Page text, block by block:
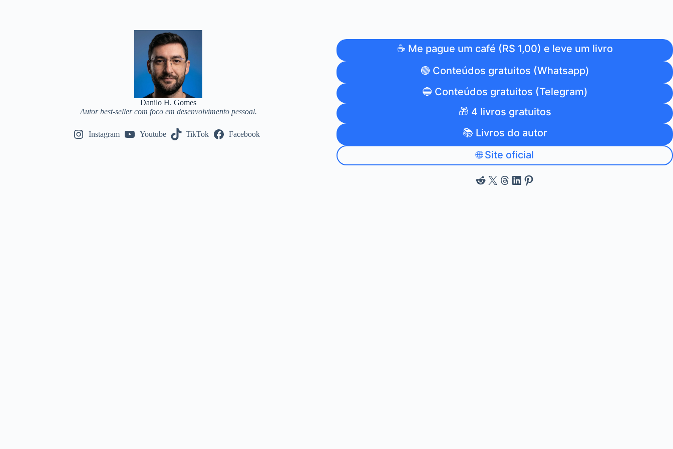
Danilo H. Gomes
Autor best-seller com foco em desenvolvimento pessoal.
Instagram Youtube TikTok Facebook
☕ Me pague um café (R$ 1,00) e leve um livro
🟢 Conteúdos gratuitos (Whatsapp)
🔵 Conteúdos gratuitos (Telegram)
🎁 4 livros gratuitos
📚 Livros do autor
🌐 Site oficial
Reddit X Threads LinkedIn Pinterest